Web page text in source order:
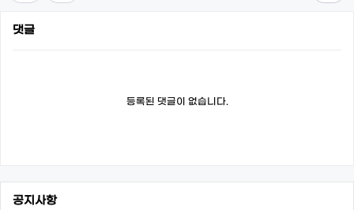
댓글
등록된 댓글이 없습니다.
공지사항